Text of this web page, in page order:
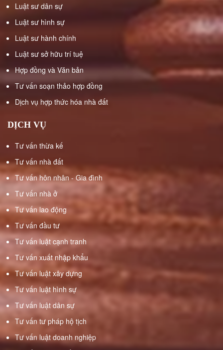
VẤN
LẬP
DI
CHÚC
DỊCH
VỤ
KHAI
SẢN
THỪA
KẾ
TƯ
VẤN
TRANH
CHẤP
TÀI
SẢN
CHUNG
GIẢI
QUYẾT
TRANH
CHẤP
DÂN
Luật sư dân sự
Luật sư hình sự
Luật sư hành chính
Luật sư sở hữu trí tuệ
Hợp đồng và Văn bản
Tư vấn soạn thảo hợp đồng
Dịch vụ hợp thức hóa nhà đất
DỊCH VỤ
Tư vấn thừa kế
Tư vấn nhà đất
Tư vấn hôn nhân - Gia đình
Tư vấn nhà ở
Tư vấn lao động
Tư vấn đầu tư
Tư vấn luật cạnh tranh
Tư vấn xuất nhập khẩu
Tư vấn luật xây dựng
Tư vấn luật hình sự
Tư vấn luật dân sự
Tư vấn tư pháp hộ tịch
Tư vấn luật doanh nghiệp